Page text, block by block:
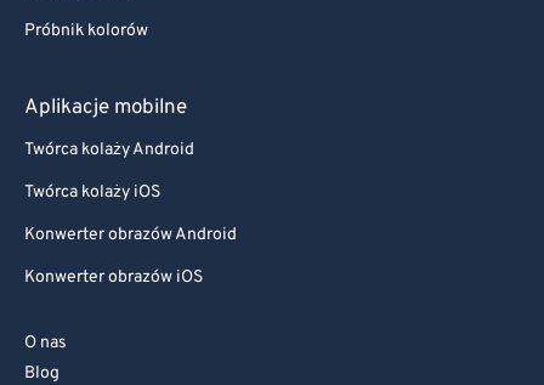
Próbnik kolorów
Aplikacje mobilne
Twórca kolaży Android
Twórca kolaży iOS
Konwerter obrazów Android
Konwerter obrazów iOS
O nas
Blog